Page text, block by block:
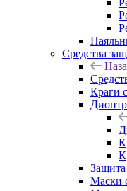
Средства
Краги
Маски